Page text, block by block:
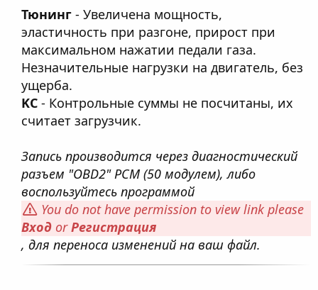
а
н
я
Тюнинг - Увеличена мощность,
эластичность при разгоне, прирост при
максимальном нажатии педали газа.
Незначительные нагрузки на двигатель, без
ущерба.
KC - Контрольные суммы не посчитаны, их
считает загрузчик.
Запись производится через диагностический
разъем "OBD2" PCM (50 модулем), либо
воспользуйтесь программой
You do not have permission to view link please
Вход orРегистрация
, для переноса изменений на ваш файл.